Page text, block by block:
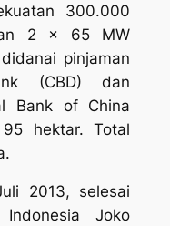
300.000
2 × 65 MW
pinjaman
(CBD) dan
Bank of China
hektar. Total
2013, selesai
Joko